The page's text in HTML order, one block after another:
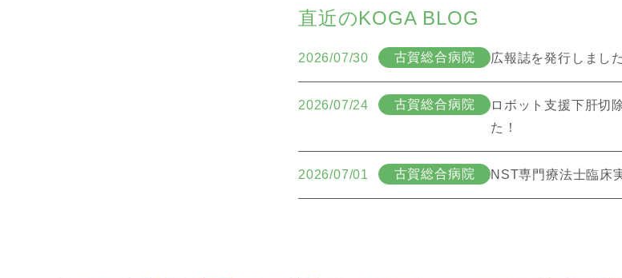
直近のKOGA BLOG
2026/07/30 古賀総合病院 広報誌を発行しました
2026/07/24 古賀総合病院
ロボット支援下肝切
た！
2026/07/01 古賀総合病院 NST専門療法士臨床